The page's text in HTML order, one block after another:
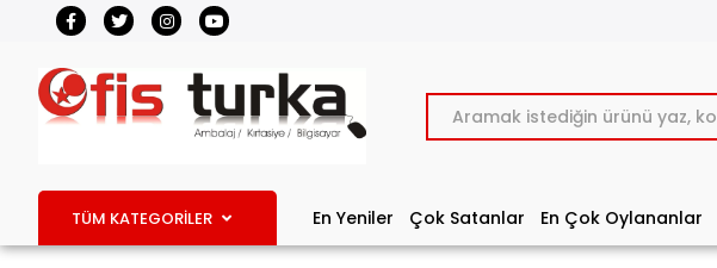
TÜM KATEGORİLER En Yeniler Çok Satanlar En Çok Oylananlar